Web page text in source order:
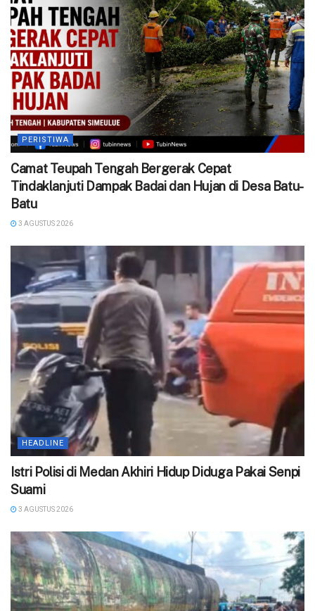
PERISTIWA
Camat Teupah Tengah Bergerak Cepat
Tindaklanjuti Dampak Badai dan Hujan di Desa Batu-
Batu
3 AGUSTUS 2026
HEADLINE
‎Istri Polisi di Medan Akhiri Hidup Diduga Pakai Senpi
Suami
3 AGUSTUS 2026